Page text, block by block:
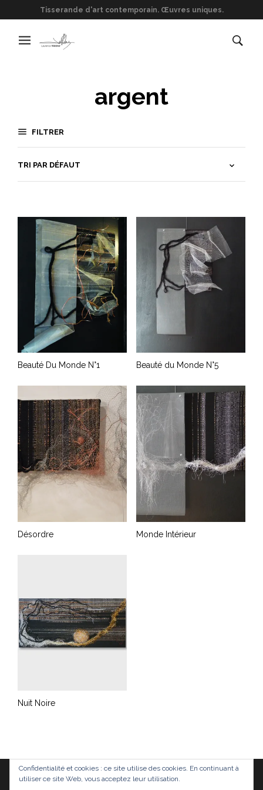
Tisserande d'art contemporain. Œuvres uniques.
argent
FILTRER
Beauté Du Monde N°1 Beauté du Monde N°5
Désordre Monde Intérieur
Nuit Noire
Confidentialité et cookies : ce site utilise des cookies. En continuant à
utiliser ce site Web, vous acceptez leur utilisation.